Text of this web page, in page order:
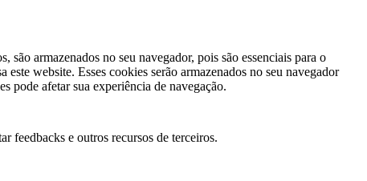
armazenados no seu navegador, pois são essenciais para o
website. Esses cookies serão armazenados no seu navegador
pode afetar sua experiência de navegação.
feedbacks e outros recursos de terceiros.